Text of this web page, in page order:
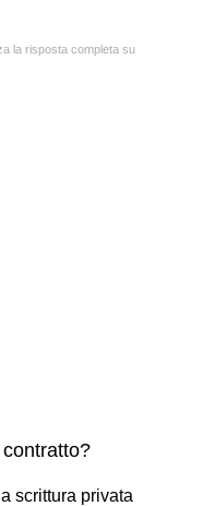
la risposta completa su
scrittura privata